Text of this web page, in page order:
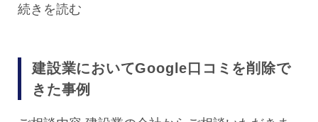
続きを読む
建設業においてGoogle口コミを削除で
きた事例